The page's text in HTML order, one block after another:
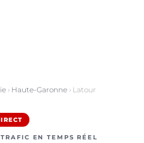
› Haute-Garonne› Latour
EN TEMPS RÉEL